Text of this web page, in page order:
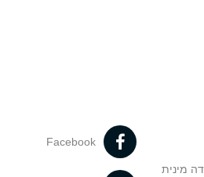
מינית
Facebook